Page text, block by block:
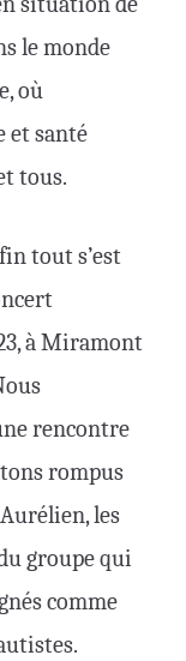
le monde
où
et santé
tous.
tout s’est
à Miramont
rencontre
rompus
les
groupe qui
comme